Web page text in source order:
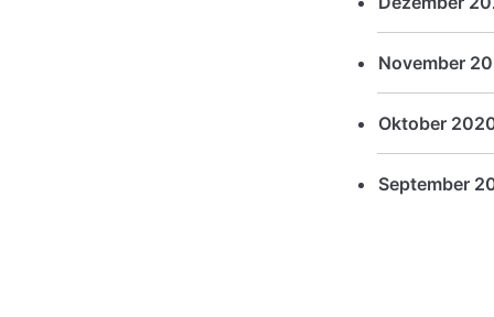
November
Oktober
September